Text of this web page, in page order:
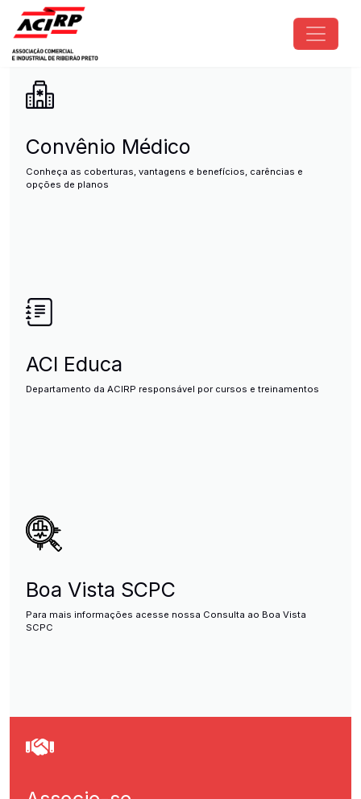
Pular para o conteúdo principal
ACIRP - Associação Comercial
Convênio Médico
Conheça as coberturas, vantagens e benefícios, carências e
opções de planos
ACI Educa
Departamento da ACIRP responsável por cursos e treinamentos
Boa Vista SCPC
Para mais informações acesse nossa Consulta ao Boa Vista
SCPC